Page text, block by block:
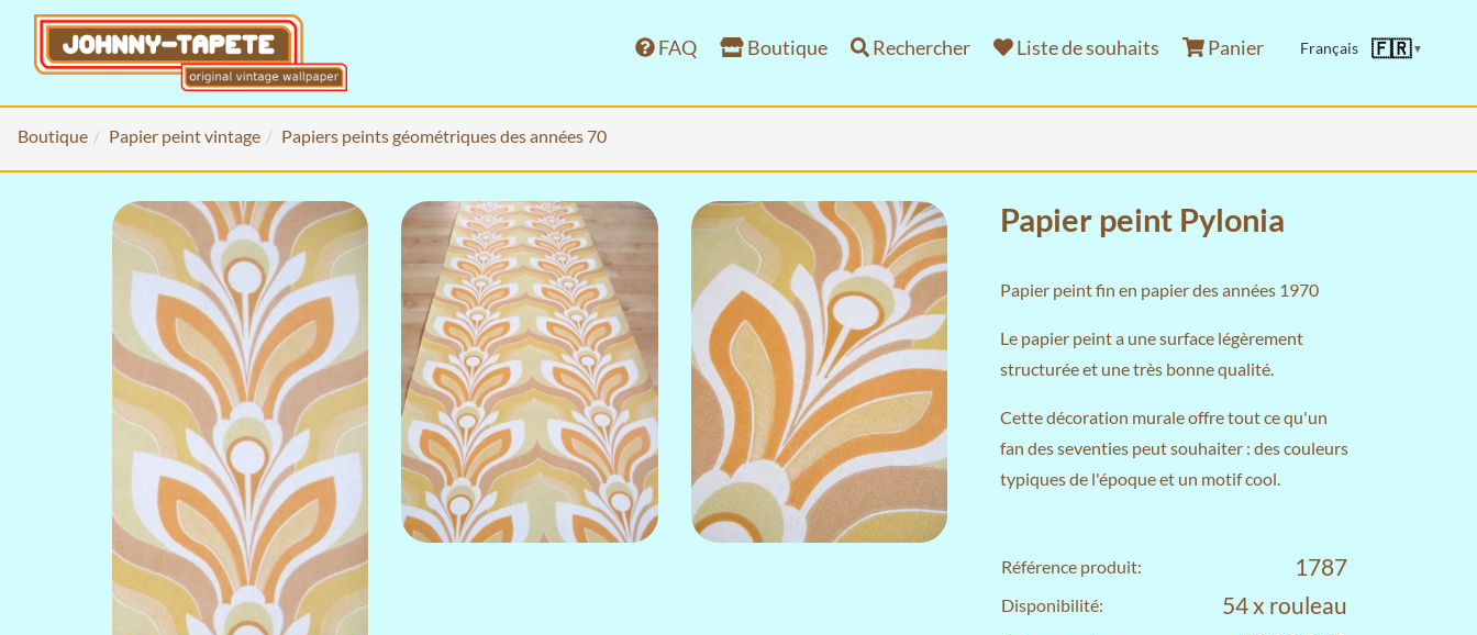
FAQ Boutique Rechercher Liste de souhaits Panier Français 🇫🇷▼
Boutique Papier peint vintage Papiers peints géométriques des années 70
Papier peint Pylonia
Papier peint fin en papier des années 1970
Le papier peint a une surface légèrement
structurée et une très bonne qualité.
Cette décoration murale offre tout ce qu'un
fan des seventies peut souhaiter : des couleurs
typiques de l'époque et un motif cool.
Référence produit: 1787
Disponibilité: 54 x rouleau